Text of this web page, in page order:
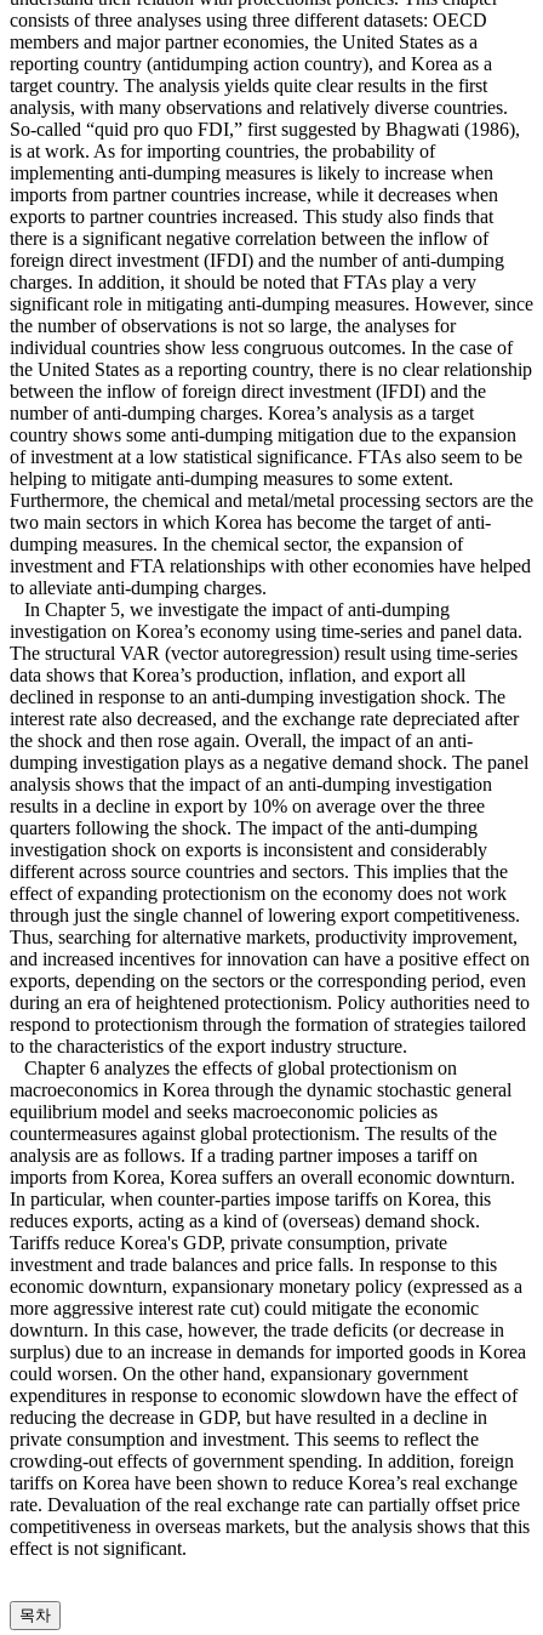
consists of three analyses using three different datasets: OECD
members and major partner economies, the United States as a
reporting country (antidumping action country), and Korea as a
target country. The analysis yields quite clear results in the first
analysis, with many observations and relatively diverse countries.
So-called “quid pro quo FDI,” first suggested by Bhagwati (1986),
is at work. As for importing countries, the probability of
implementing anti-dumping measures is likely to increase when
imports from partner countries increase, while it decreases when
exports to partner countries increased. This study also finds that
there is a significant negative correlation between the inflow of
foreign direct investment (IFDI) and the number of anti-dumping
charges. In addition, it should be noted that FTAs play a very
significant role in mitigating anti-dumping measures. However, since
the number of observations is not so large, the analyses for
individual countries show less congruous outcomes. In the case of
the United States as a reporting country, there is no clear relationship
between the inflow of foreign direct investment (IFDI) and the
number of anti-dumping charges. Korea’s analysis as a target
country shows some anti-dumping mitigation due to the expansion
of investment at a low statistical significance. FTAs also seem to be
helping to mitigate anti-dumping measures to some extent.
Furthermore, the chemical and metal/metal processing sectors are the
two main sectors in which Korea has become the target of anti-
dumping measures. In the chemical sector, the expansion of
investment and FTA relationships with other economies have helped
to alleviate anti-dumping charges.
In Chapter 5, we investigate the impact of anti-dumping
investigation on Korea’s economy using time-series and panel data.
The structural VAR (vector autoregression) result using time-series
data shows that Korea’s production, inflation, and export all
declined in response to an anti-dumping investigation shock. The
interest rate also decreased, and the exchange rate depreciated after
the shock and then rose again. Overall, the impact of an anti-
dumping investigation plays as a negative demand shock. The panel
analysis shows that the impact of an anti-dumping investigation
results in a decline in export by 10% on average over the three
quarters following the shock. The impact of the anti-dumping
investigation shock on exports is inconsistent and considerably
different across source countries and sectors. This implies that the
effect of expanding protectionism on the economy does not work
through just the single channel of lowering export competitiveness.
Thus, searching for alternative markets, productivity improvement,
and increased incentives for innovation can have a positive effect on
exports, depending on the sectors or the corresponding period, even
during an era of heightened protectionism. Policy authorities need to
respond to protectionism through the formation of strategies tailored
to the characteristics of the export industry structure.
Chapter 6 analyzes the effects of global protectionism on
macroeconomics in Korea through the dynamic stochastic general
equilibrium model and seeks macroeconomic policies as
countermeasures against global protectionism. The results of the
analysis are as follows. If a trading partner imposes a tariff on
imports from Korea, Korea suffers an overall economic downturn.
In particular, when counter-parties impose tariffs on Korea, this
reduces exports, acting as a kind of (overseas) demand shock.
Tariffs reduce Korea's GDP, private consumption, private
investment and trade balances and price falls. In response to this
economic downturn, expansionary monetary policy (expressed as a
more aggressive interest rate cut) could mitigate the economic
downturn. In this case, however, the trade deficits (or decrease in
surplus) due to an increase in demands for imported goods in Korea
could worsen. On the other hand, expansionary government
expenditures in response to economic slowdown have the effect of
reducing the decrease in GDP, but have resulted in a decline in
private consumption and investment. This seems to reflect the
crowding-out effects of government spending. In addition, foreign
tariffs on Korea have been shown to reduce Korea’s real exchange
rate. Devaluation of the real exchange rate can partially offset price
competitiveness in overseas markets, but the analysis shows that this
effect is not significant.
목차